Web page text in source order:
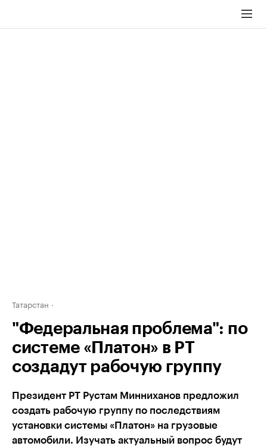
Татарстан
"Федеральная проблема": по
системе «Платон» в РТ
создадут рабочую группу
Президент РТ Рустам Минниханов предложил
создать рабочую группу по последствиям
установки системы «Платон» на грузовые
автомобили. Изучать актуальный вопрос будут